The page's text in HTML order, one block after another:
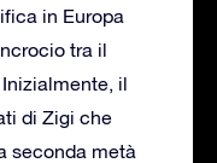
in Europa
tra il
il
di Zigi che
seconda metà